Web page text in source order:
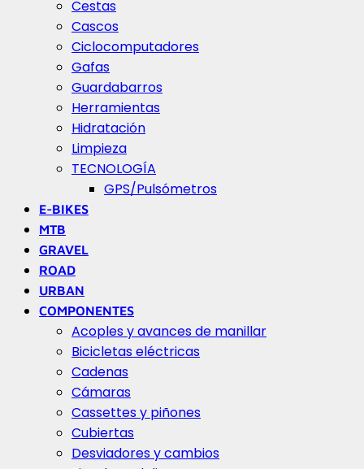
Cestas
Cascos
Ciclocomputadores
Gafas
Guardabarros
Herramientas
Hidratación
Limpieza
TECNOLOGÍA
GPS/Pulsómetros
E-BIKES
MTB
GRAVEL
ROAD
URBAN
COMPONENTES
Acoples y avances de manillar
Bicicletas eléctricas
Cadenas
Cámaras
Cassettes y piñones
Cubiertas
Desviadores y cambios